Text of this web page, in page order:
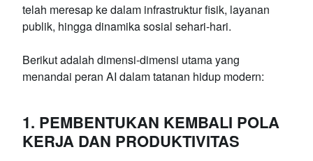
telah meresap ke dalam infrastruktur fisik, layanan
publik, hingga dinamika sosial sehari-hari.
Berikut adalah dimensi-dimensi utama yang
menandai peran AI dalam tatanan hidup modern:
1. PEMBENTUKAN KEMBALI POLA
KERJA DAN PRODUKTIVITAS